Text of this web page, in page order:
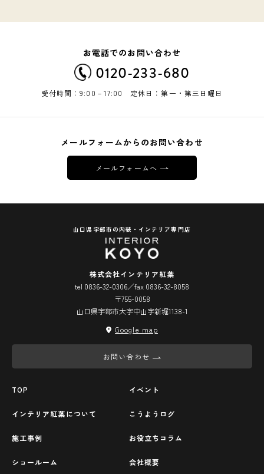
お電話でのお問い合わせ
0120-233-680
受付時間：9:00－17:00 定休日：第一・第三日曜日
メールフォームからのお問い合わせ
メールフォームへ
山口県宇部市の内装・インテリア専門店
株式会社インテリア紅葉
tel 0836-32-0306／fax 0836-32-8058
〒755-0058
山口県宇部市大字中山字新堀1138-1
Google map
お問い合わせ
TOP
インテリア紅葉について
施工事例
ショールーム
イベント
こうようログ
お役立ちコラム
会社概要